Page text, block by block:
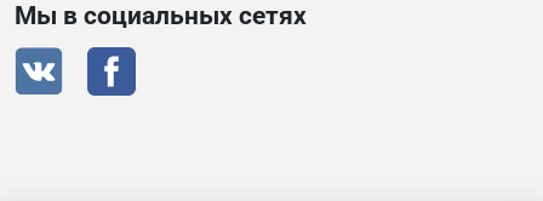
Мы в социальных сетях